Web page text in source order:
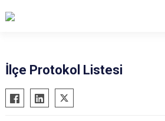
Çerkezköy
Çorlu
İlçe Protokol Listesi